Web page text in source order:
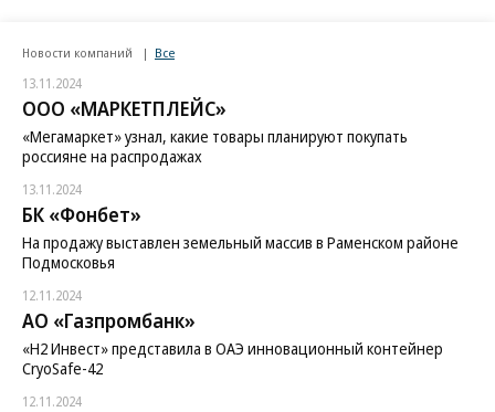
Новости компаний Все
13.11.2024
ООО «МАРКЕТПЛЕЙС»
«Мегамаркет» узнал, какие товары планируют покупать
россияне на распродажах
13.11.2024
БК «Фонбет»
На продажу выставлен земельный массив в Раменском районе
Подмосковья
12.11.2024
АО «Газпромбанк»
«H2 Инвест» представила в ОАЭ инновационный контейнер
CryoSafe-42
12.11.2024